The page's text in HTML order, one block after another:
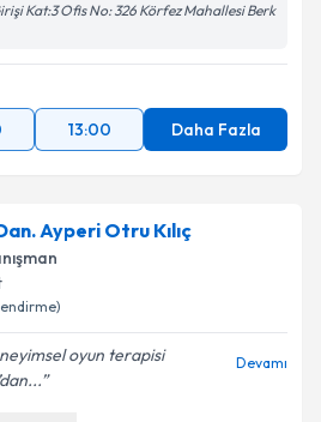
Kat:3 Ofis No: 326 Körfez Mahallesi Berk
13:00 Daha Fazla
Ayperi Otru Kılıç
oyun terapisi
Devamı